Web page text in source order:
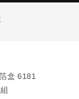
盒 6181